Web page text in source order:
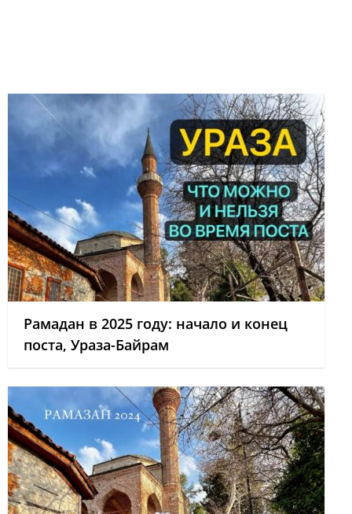
Рамадан в 2025 году: начало и конец
поста, Ураза-Байрам